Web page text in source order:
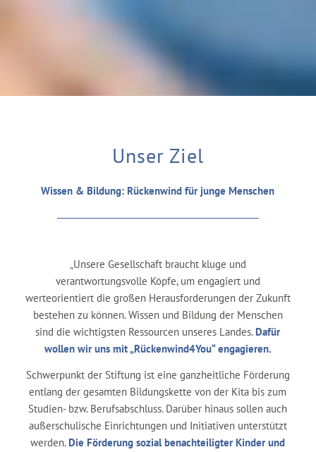
Unser Ziel
Wissen & Bildung: Rückenwind für junge Menschen
„Unsere Gesellschaft braucht kluge und
verantwortungsvolle Köpfe, um engagiert und
werteorientiert die großen Herausforderungen der Zukunft
bestehen zu können. Wissen und Bildung der Menschen
sind die wichtigsten Ressourcen unseres Landes. Dafür
wollen wir uns mit „Rückenwind4You“ engagieren.
Schwerpunkt der Stiftung ist eine ganzheitliche Förderung
entlang der gesamten Bildungskette von der Kita bis zum
Studien- bzw. Berufsabschluss. Darüber hinaus sollen auch
außerschulische Einrichtungen und Initiativen unterstützt
werden. Die Förderung sozial benachteiligter Kinder und